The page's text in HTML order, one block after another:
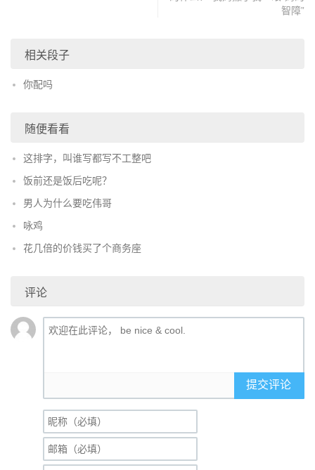
智障”
相关段子
你配吗
随便看看
这排字，叫谁写都写不工整吧
饭前还是饭后吃呢？
男人为什么要吃伟哥
咏鸡
花几倍的价钱买了个商务座
评论
提交评论